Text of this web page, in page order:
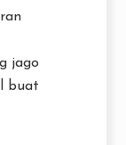
jago
buat